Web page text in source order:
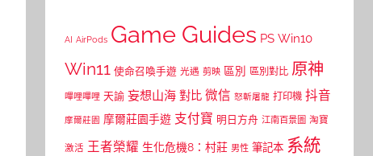
AI AirPods Game Guides PS Win10
Win11 使命召喚手遊 光遇 剪映 區別 區別對比 原神
嗶哩嗶哩 天諭 妄想山海 對比 微信 怒斬屠龍 打印機 抖音
摩爾莊園 摩爾莊園手遊 支付寶 明日方舟 江南百景圖 淘寶
激活 王者榮耀 生化危機8：村莊 男性 筆記本 系統